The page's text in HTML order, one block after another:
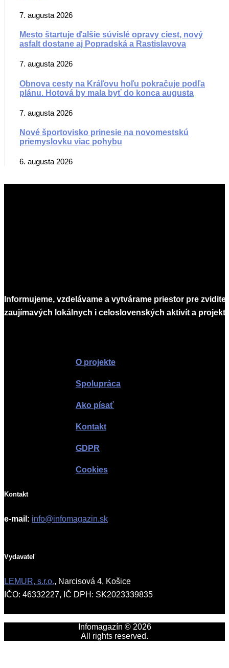
7. augusta 2026
Mesto štartuje ďalšie súvislé opravy ciest, nový
asfalt dostane aj Popradská a Rastislavova
7. augusta 2026
Obnova cesty na Kráľovu hoľu pokračuje podľa
plánu. Hotová by mala byť do konca augusta
7. augusta 2026
Nové športovisko prinesie na novomestskú
priemyslovku viac pohybu
6. augusta 2026
Informujeme, vzdelávame a vytvárame priestor pre
zaujímavých lokálnych i celoslovenských aktivít a
O projekte
Spolupráca
Ako písať
Kontakt
GDPR
Cookies
Kontakt
e-mail: info@infomagazin.sk
Vydavateľ
LEMUR, s.r.o., Narcisová 4, Košice
IČO: 46332227, IČ DPH: SK2023339835
Infomagazín © 2026
All rights reserved.